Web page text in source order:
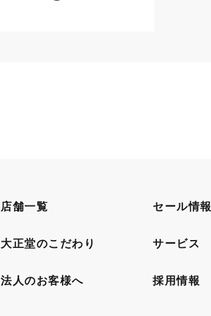
店舗一覧 セール情報
大正堂のこだわり サービス
法人のお客様へ 採用情報